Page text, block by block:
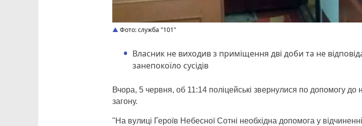
Фото: служба "101"
Власник не виходив з приміщення дві доби та не
занепокоїло сусідів
Вчора, 5 червня, об 11:14 поліцейські звернулися по допомогу до
загону.
"На вулиці Героїв Небесної Сотні необхідна допомога у